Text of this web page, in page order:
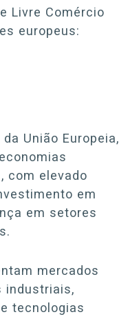
Livre Comércio
europeus:
União Europeia,
com elevado
em
em setores
mercados
industriais,
tecnologias